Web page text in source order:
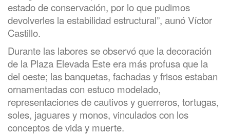
estado de conservación, por lo que pudimos
devolverles la estabilidad estructural”, aunó Víctor
Castillo.
Durante las labores se observó que la decoración
de la Plaza Elevada Este era más profusa que la
del oeste; las banquetas, fachadas y frisos estaban
ornamentadas con estuco modelado,
representaciones de cautivos y guerreros, tortugas,
soles, jaguares y monos, vinculados con los
conceptos de vida y muerte.